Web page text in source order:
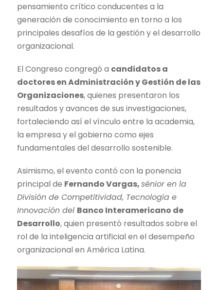
pensamiento crítico conducentes a la
generación de conocimiento en torno a los
principales desafíos de la gestión y el desarrollo
organizacional.
El Congreso congregó a candidatos a
doctores en Administración y Gestión de las
Organizaciones, quienes presentaron los
resultados y avances de sus investigaciones,
fortaleciendo así el vínculo entre la academia,
la empresa y el gobierno como ejes
fundamentales del desarrollo sostenible.
Asimismo, el evento contó con la ponencia
principal de Fernando Vargas,sénior en la
División de Competitividad, Tecnología e
Innovación del Banco Interamericano de
Desarrollo, quien presentó resultados sobre el
rol de la inteligencia artificial en el desempeño
organizacional en América Latina.